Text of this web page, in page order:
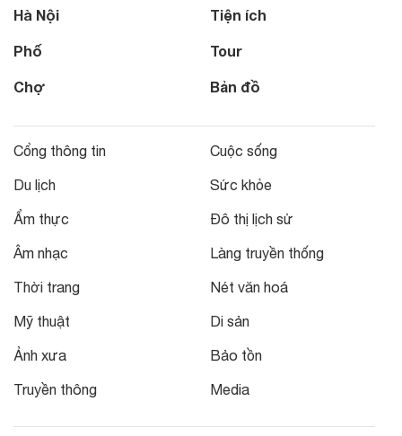
Hà Nội
Phố
Chợ
Tiện ích
Tour
Bản đồ
Cổng thông tin
Du lịch
Ẩm thực
Âm nhạc
Thời trang
Mỹ thuật
Ảnh xưa
Truyền thông
Cuộc sống
Sức khỏe
Đô thị lịch sử
Làng truyền thống
Nét văn hoá
Di sản
Bảo tồn
Media